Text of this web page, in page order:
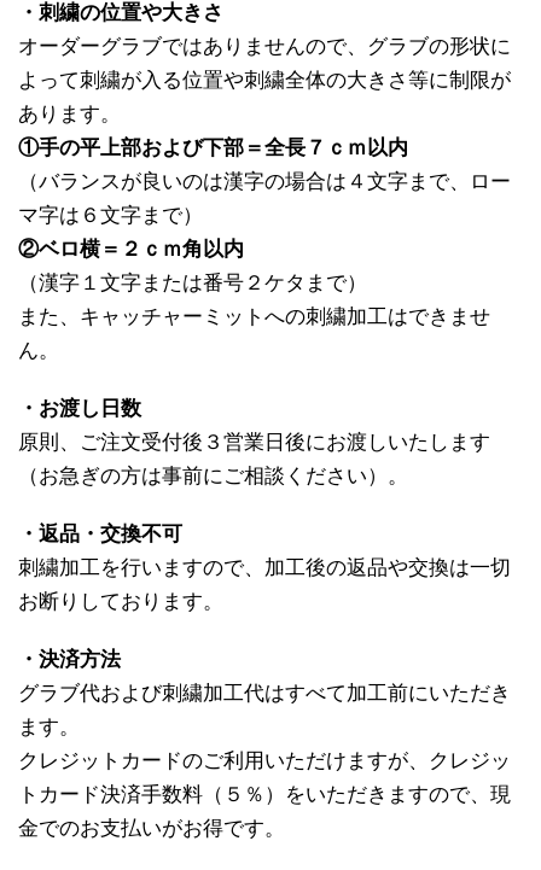
・刺繍の位置や大きさ
オーダーグラブではありませんので、グラブの形状に
よって刺繍が入る位置や刺繍全体の大きさ等に制限が
あります。
①手の平上部および下部＝全長７ｃｍ以内
（バランスが良いのは漢字の場合は４文字まで、ロー
マ字は６文字まで）
②ベロ横＝２ｃｍ角以内
（漢字１文字または番号２ケタまで）
また、キャッチャーミットへの刺繍加工はできませ
ん。
・お渡し日数
原則、ご注文受付後３営業日後にお渡しいたします
（お急ぎの方は事前にご相談ください）。
・返品・交換不可
刺繍加工を行いますので、加工後の返品や交換は一切
お断りしております。
・決済方法
グラブ代および刺繍加工代はすべて加工前にいただき
ます。
クレジットカードのご利用いただけますが、クレジッ
トカード決済手数料（５％）をいただきますので、現
金でのお支払いがお得です。